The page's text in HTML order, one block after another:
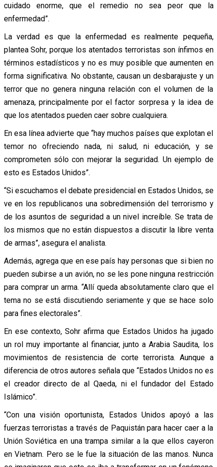
cuidado enorme, que el remedio no sea peor que la
enfermedad”.
La verdad es que la enfermedad es realmente pequeña,
plantea Sohr, porque los atentados terroristas son ínfimos en
términos estadísticos y no es muy posible que aumenten en
forma significativa. No obstante, causan un desbarajuste y un
terror que no genera ninguna relación con el volumen de la
amenaza, principalmente por el factor sorpresa y la idea de
que los atentados pueden caer sobre cualquiera.
En esa línea advierte que “hay muchos países que explotan el
temor no ofreciendo nada, ni salud, ni educación, y se
comprometen sólo con mejorar la seguridad. Un ejemplo de
esto es Estados Unidos”.
“Si escuchamos el debate presidencial en Estados Unidos, se
ve en los republicanos una sobredimensión del terrorismo y
de los asuntos de seguridad a un nivel increíble. Se trata de
los mismos que no están dispuestos a discutir la libre venta
de armas”, asegura el analista.
Además, agrega que en ese país hay personas que si bien no
pueden subirse a un avión, no se les pone ninguna restricción
para comprar un arma. “Allí queda absolutamente claro que el
tema no se está discutiendo seriamente y que se hace solo
para fines electorales”.
En ese contexto, Sohr afirma que Estados Unidos ha jugado
un rol muy importante al financiar, junto a Arabia Saudita, los
movimientos de resistencia de corte terrorista. Aunque a
diferencia de otros autores señala que “Estados Unidos no es
el creador directo de al Qaeda, ni el fundador del Estado
Islámico”.
“Con una visión oportunista, Estados Unidos apoyó a las
fuerzas terroristas a través de Paquistán para hacer caer a la
Unión Soviética en una trampa similar a la que ellos cayeron
en Vietnam. Pero se le fue la situación de las manos. Nunca